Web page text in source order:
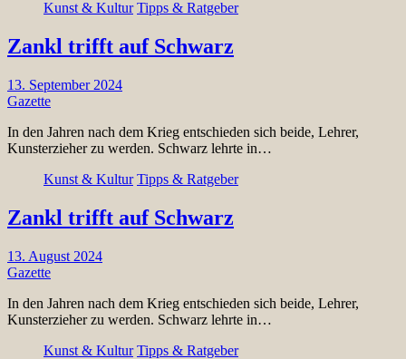
Kunst & Kultur Tipps & Ratgeber
Zankl trifft auf Schwarz
13. September 2024
Gazette
In den Jahren nach dem Krieg entschieden sich beide, Lehrer,
Kunsterzieher zu werden. Schwarz lehrte in…
Kunst & Kultur Tipps & Ratgeber
Zankl trifft auf Schwarz
13. August 2024
Gazette
In den Jahren nach dem Krieg entschieden sich beide, Lehrer,
Kunsterzieher zu werden. Schwarz lehrte in…
Kunst & Kultur Tipps & Ratgeber